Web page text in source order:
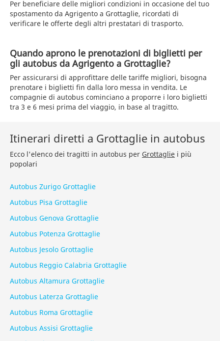
Per beneficiare delle migliori condizioni in occasione del tuo
spostamento da Agrigento a Grottaglie, ricordati di
verificare le offerte degli altri prestatari di trasporto.
Quando aprono le prenotazioni di biglietti per
gli autobus da Agrigento a Grottaglie?
Per assicurarsi di approfittare delle tariffe migliori, bisogna
prenotare i biglietti fin dalla loro messa in vendita. Le
compagnie di autobus cominciano a proporre i loro biglietti
tra 3 e 6 mesi prima del viaggio, in base al tragitto.
Itinerari diretti a Grottaglie in autobus
Ecco l'elenco dei tragitti in autobus per Grottaglie i più
popolari
Autobus Zurigo Grottaglie
Autobus Pisa Grottaglie
Autobus Genova Grottaglie
Autobus Potenza Grottaglie
Autobus Jesolo Grottaglie
Autobus Reggio Calabria Grottaglie
Autobus Altamura Grottaglie
Autobus Laterza Grottaglie
Autobus Roma Grottaglie
Autobus Assisi Grottaglie